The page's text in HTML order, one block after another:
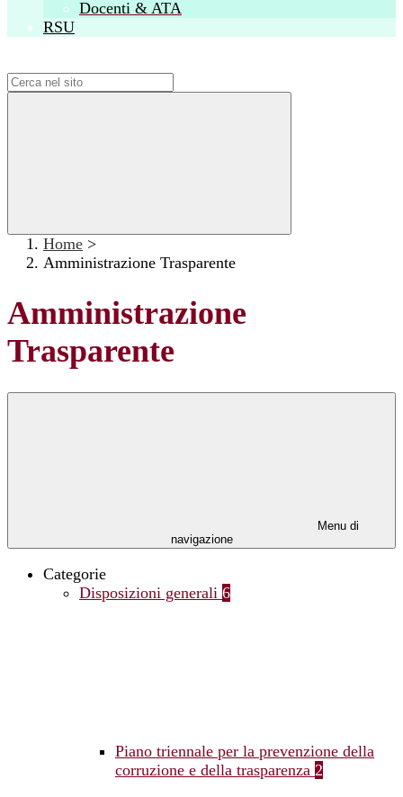
Docenti & ATA
RSU
Home >
Amministrazione Trasparente
Amministrazione
Trasparente
Menu di
navigazione
Categorie
Disposizioni generali 6
Piano triennale per la prevenzione della
corruzione e della trasparenza 2